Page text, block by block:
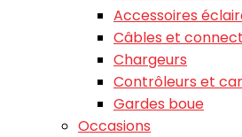
Accessoires
Câbles et
Chargeurs
Contrôleurs et
Gardes boue
Occasions